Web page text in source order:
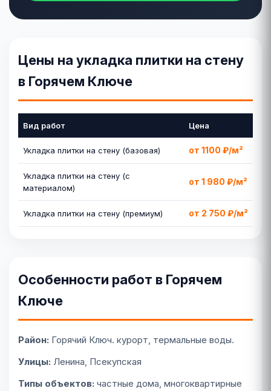
Цены на укладка плитки на стену
в Горячем Ключе
Вид работ Цена
Укладка плитки на стену (базовая) от 1100 ₽/м²
Укладка плитки на стену (с
материалом)
от 1 980 ₽/м²
Укладка плитки на стену (премиум) от 2 750 ₽/м²
Особенности работ в Горячем
Ключе
Район: Горячий Ключ. курорт, термальные воды.
Улицы: Ленина, Псекупская
Типы объектов: частные дома, многоквартирные